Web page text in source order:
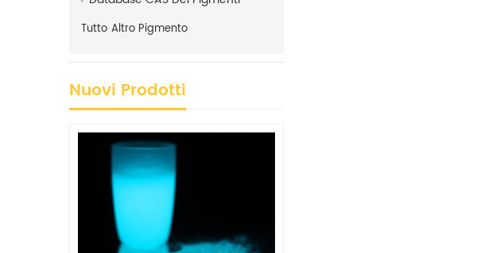
Tutto Altro Pigmento
Nuovi Prodotti